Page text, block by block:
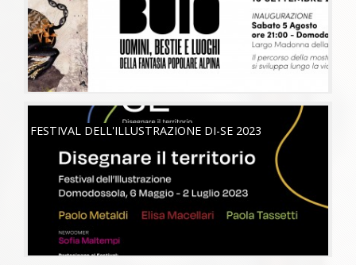
FESTIVAL DELL'ILLUSTRAZIONE DI-SE 2023
SAB, 06/05/2023